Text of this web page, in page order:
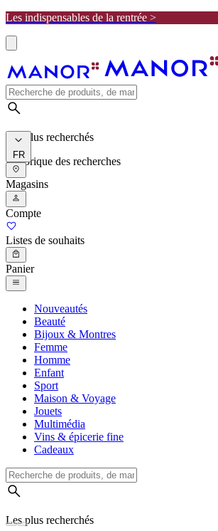
Les indispensables de la rentrée >
Les plus recherchés
Historique des recherches
FR
Magasins
Compte
Listes de souhaits
Panier
Nouveautés
Beauté
Bijoux & Montres
Femme
Homme
Enfant
Sport
Maison & Voyage
Jouets
Multimédia
Vins & épicerie fine
Cadeaux
Les plus recherchés